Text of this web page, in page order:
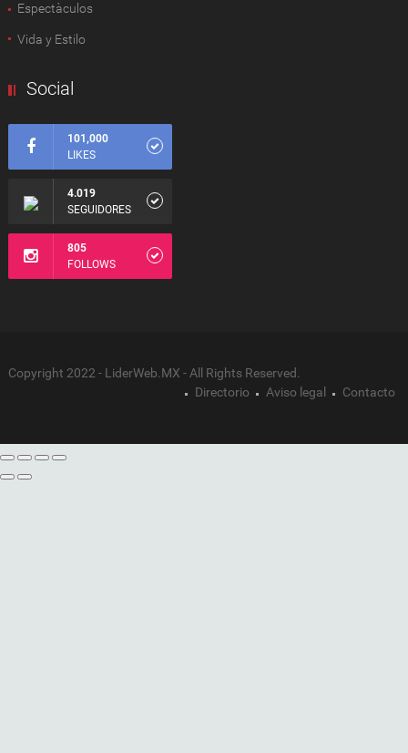
Espectàculos
Vida y Estilo
Social
101,000
LIKES
4.019
SEGUIDORES
805
FOLLOWS
Copyright 2022 - LiderWeb.MX - All Rights Reserved.
Directorio
Aviso legal Contacto